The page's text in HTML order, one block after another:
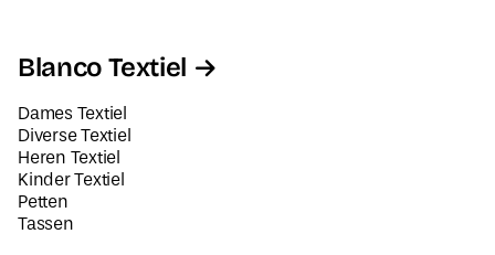
Blanco Textiel
Dames Textiel
Diverse Textiel
Heren Textiel
Kinder Textiel
Petten
Tassen